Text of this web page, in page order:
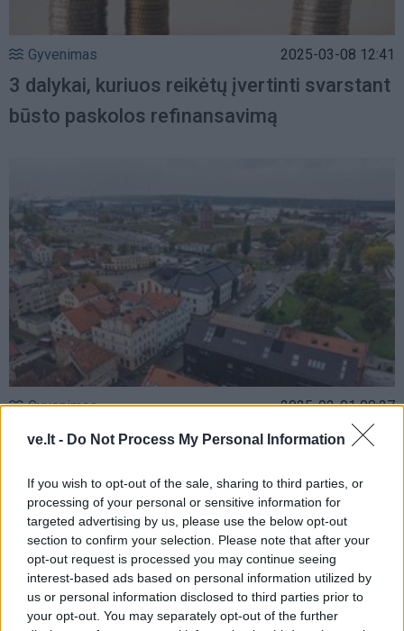
ve.lt - Do Not Process My Personal Information
If you wish to opt-out of the sale, sharing to third parties, or
processing of your personal or sensitive information for
targeted advertising by us, please use the below opt-out
section to confirm your selection. Please note that after your
opt-out request is processed you may continue seeing
interest-based ads based on personal information utilized by
us or personal information disclosed to third parties prior to
your opt-out. You may separately opt-out of the further
Gyvenimas 2025-03-08 12:41
3 dalykai, kuriuos reikėtų įvertinti svarstant
būsto paskolos refinansavimą
Gyvenimas 2025-02-01 08:27
Įsigalioja paprastesnė ir pigesnė būsto